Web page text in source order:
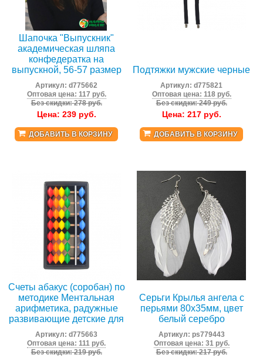
Шапочка "Выпускник"
академическая шляпа
конфедератка на
выпускной, 56-57 размер
Артикул:d775662
Оптовая цена: 117 руб.
Без скидки: 278 руб.
Цена: 239руб.
ДОБАВИТЬ В КОРЗИНУ
Подтяжки мужские черные
Артикул:d775821
Оптовая цена: 118 руб.
Без скидки: 249 руб.
Цена: 217руб.
ДОБАВИТЬ В КОРЗИНУ
Счеты абакус (соробан) по
методике Ментальная
арифметика, радужные
развивающие детские для
Артикул:d775663
Оптовая цена: 111 руб.
Без скидки: 219 руб.
Серьги Крылья ангела с
перьями 80х35мм, цвет
белый серебро
Артикул: ps779443
Оптовая цена: 31 руб.
Без скидки: 217 руб.